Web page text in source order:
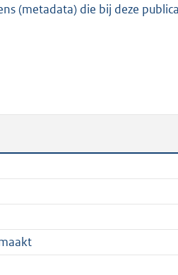
(metadata) die bij deze